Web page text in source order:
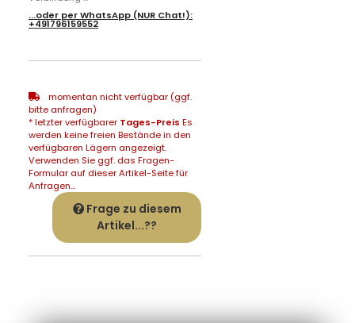
...oder perWhatsApp (NUR Chat!):
+491796159552
momentan nicht verfügbar (ggf.
bitte anfragen)
* letzter verfügbarer Tages-Preis Es
werden keine freien Bestände in den
verfügbaren Lägern angezeigt.
Verwenden Sie ggf. das Fragen-
Formular auf dieser Artikel-Seite für
Anfragen...
Frage zu diesem
Artikel...??